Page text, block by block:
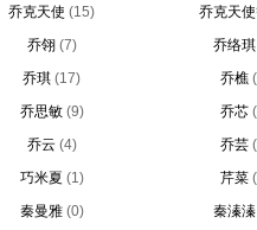
乔克天使 (15)
乔克天
乔翎 (7)
乔络琪
乔琪 (17) 乔樵
乔思敏 (9) 乔芯
乔云 (4) 乔芸
巧米夏 (1) 芹菜
秦曼雅 (0)
秦溱溱